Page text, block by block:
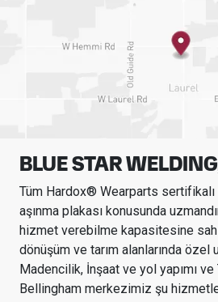
BLUE STAR
Tüm Hardox® Wearparts
aşınma plakası konusunda
hizmet verebilme kapasitesine
dönüşüm ve tarım alanlarında özel
Madencilik, İnşaat ve yol yapımı ve
Bellingham merkezimiz şu